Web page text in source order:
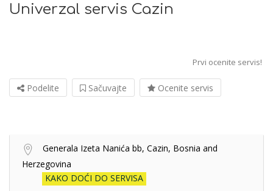
Univerzal servis Cazin
Prvi ocenite servis!
Podelite Sačuvajte Ocenite servis
Generala Izeta Nanića bb, Cazin, Bosnia and
Herzegovina
KAKO DOĆI DO SERVISA